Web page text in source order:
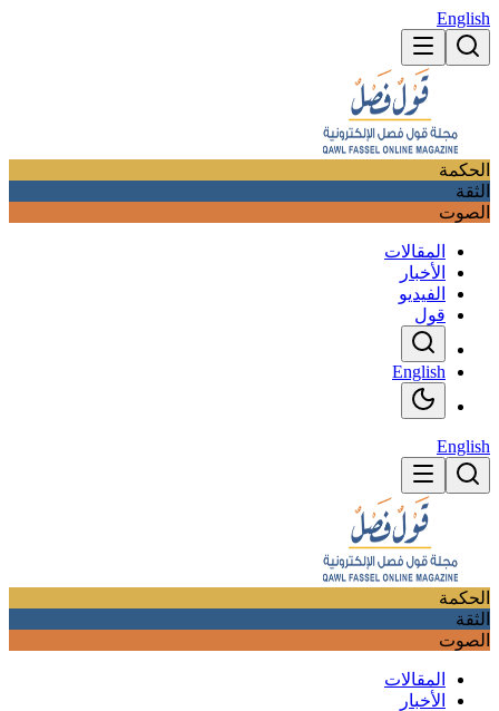
English
الحكمة
الثقة
الصوت
المقالات
الأخبار
الفيديو
قول
English
English
الحكمة
الثقة
الصوت
المقالات
الأخبار